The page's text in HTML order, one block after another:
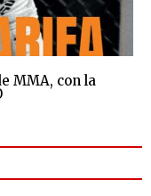
MMA, con la